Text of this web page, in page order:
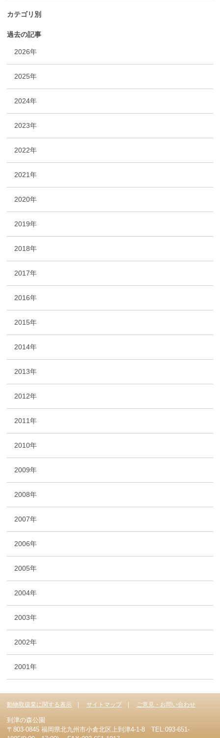
カテゴリ別
過去の記事
2026年
2025年
2024年
2023年
2022年
2021年
2020年
2019年
2018年
2017年
2016年
2015年
2014年
2013年
2012年
2011年
2010年
2009年
2008年
2007年
2006年
2005年
2004年
2003年
2002年
2001年
動物取扱業に関する表示 サイトマップ ご意見・お問い合わせ
到津の森公園
〒803-0845 福岡県北九州市小倉北区上到津4-1-8 TEL:093-651-